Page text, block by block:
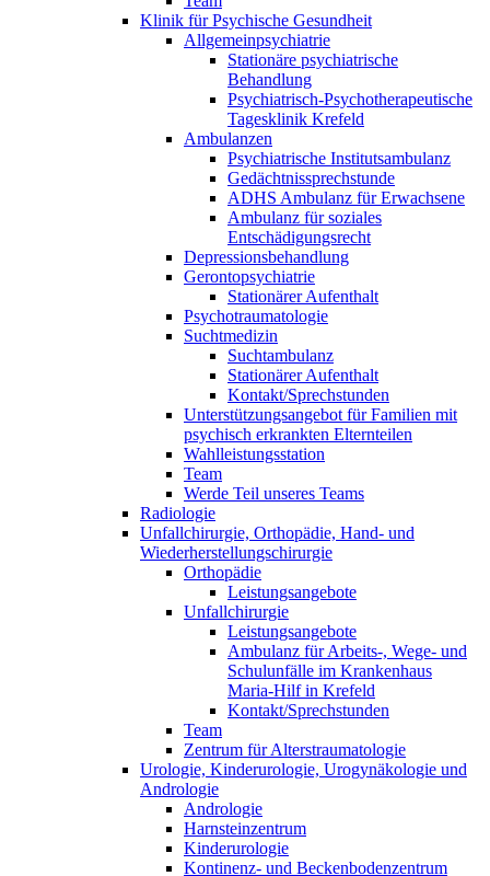
Klinik für Psychische Gesundheit
Allgemeinpsychiatrie
Stationäre psychiatrische
Behandlung
Psychiatrisch-Psychotherapeutische
Tagesklinik Krefeld
Ambulanzen
Psychiatrische Institutsambulanz
Gedächtnissprechstunde
ADHS Ambulanz für Erwachsene
Ambulanz für soziales
Entschädigungsrecht
Depressionsbehandlung
Gerontopsychiatrie
Stationärer Aufenthalt
Psychotraumatologie
Suchtmedizin
Suchtambulanz
Stationärer Aufenthalt
Kontakt/Sprechstunden
Unterstützungsangebot für Familien mit
psychisch erkrankten Elternteilen
Wahlleistungsstation
Team
Werde Teil unseres Teams
Radiologie
Unfallchirurgie, Orthopädie, Hand- und
Wiederherstellungschirurgie
Orthopädie
Leistungsangebote
Unfallchirurgie
Leistungsangebote
Ambulanz für Arbeits-, Wege- und
Schulunfälle im Krankenhaus
Maria-Hilf in Krefeld
Kontakt/Sprechstunden
Team
Zentrum für Alterstraumatologie
Urologie, Kinderurologie, Urogynäkologie und
Andrologie
Andrologie
Harnsteinzentrum
Kinderurologie
Kontinenz- und Beckenbodenzentrum